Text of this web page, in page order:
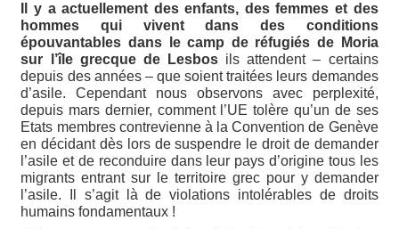
Il y a actuellement des enfants, des femmes et des
hommes qui vivent dans des conditions
épouvantables dans le camp de réfugiés de Moria
sur l’île grecque de Lesbos ils attendent – certains
depuis des années – que soient traitées leurs demandes
d’asile. Cependant nous observons avec perplexité,
depuis mars dernier, comment l’UE tolère qu’un de ses
Etats membres contrevienne à la Convention de Genève
en décidant dès lors de suspendre le droit de demander
l’asile et de reconduire dans leur pays d’origine tous les
migrants entrant sur le territoire grec pour y demander
l’asile. Il s’agit là de violations intolérables de droits
humains fondamentaux !